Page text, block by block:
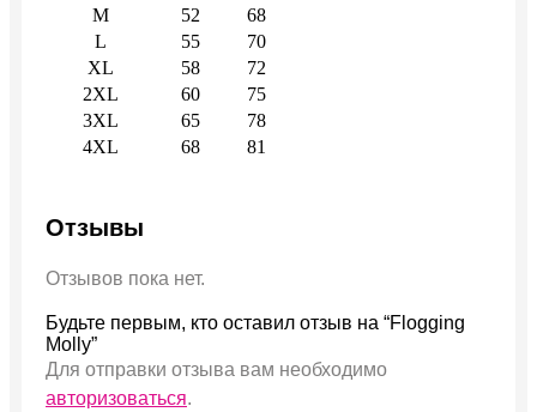
M
52
68
L
55
70
XL
58
72
2XL
60
75
3XL
65
78
4XL
68 81
Отзывы
Отзывов пока нет.
Будьте первым, кто оставил отзыв на “Flogging
Molly”
Для отправки отзыва вам необходимо
авторизоваться.